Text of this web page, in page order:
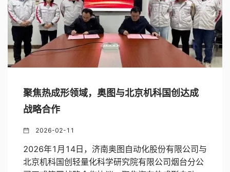
聚焦热成形领域，奥图与北京机科国创达成
战略合作
2026-02-11
2026年1月14日，济南奥图自动化股份有限公司与
北京机科国创轻量化科学研究院有限公司烟台分公